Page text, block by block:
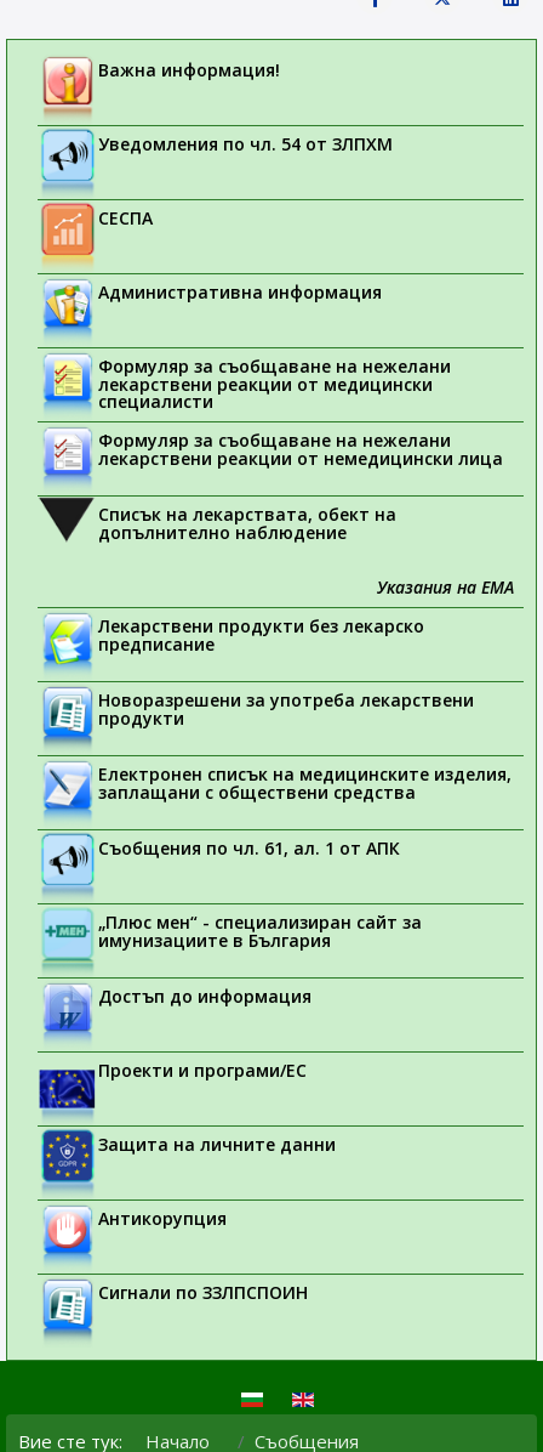
Важна информация!
Уведомления по чл. 54 от ЗЛПХМ
СЕСПА
Административна информация
Формуляр за съобщаване на нежелани
лекарствени реакции от медицински
специалисти
Формуляр за съобщаване на нежелани
лекарствени реакции от немедицински лица
Списък на лекарствата, обект на
допълнително наблюдение
Указания на ЕМА
Лекарствени продукти без лекарско
предписание
Новоразрешени за употреба лекарствени
продукти
Електронен списък на медицинските изделия,
заплащани с обществени средства
Съобщения по чл. 61, ал. 1 от АПК
„Плюс мен“ - специализиран сайт за
имунизациите в България
Достъп до информация
Проекти и програми/ЕС
Защита на личните данни
Антикорупция
Сигнали по ЗЗЛПСПОИН
Вие сте тук: Начало Съобщения